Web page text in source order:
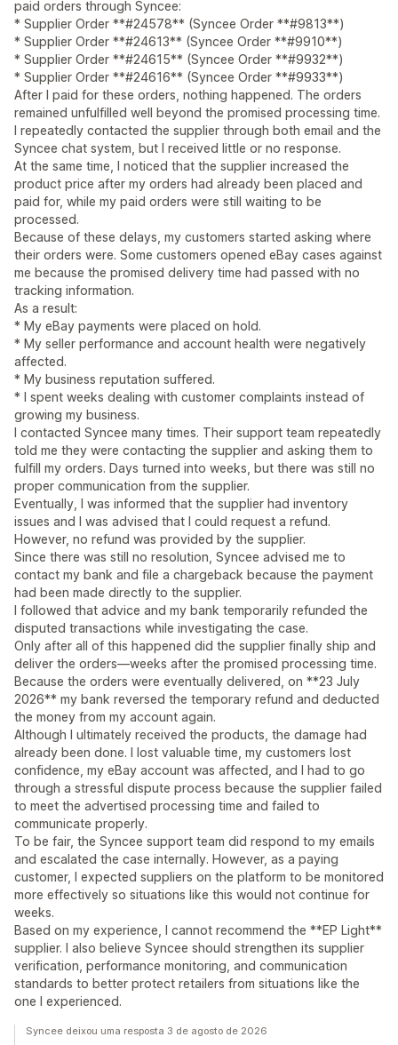
paid orders through Syncee:
* Supplier Order **#24578** (Syncee Order **#9813**)
* Supplier Order **#24613** (Syncee Order **#9910**)
* Supplier Order **#24615** (Syncee Order **#9932**)
* Supplier Order **#24616** (Syncee Order **#9933**)
After I paid for these orders, nothing happened. The orders
remained unfulfilled well beyond the promised processing time.
I repeatedly contacted the supplier through both email and the
Syncee chat system, but I received little or no response.
At the same time, I noticed that the supplier increased the
product price after my orders had already been placed and
paid for, while my paid orders were still waiting to be
processed.
Because of these delays, my customers started asking where
their orders were. Some customers opened eBay cases against
me because the promised delivery time had passed with no
tracking information.
As a result:
* My eBay payments were placed on hold.
* My seller performance and account health were negatively
affected.
* My business reputation suffered.
* I spent weeks dealing with customer complaints instead of
growing my business.
I contacted Syncee many times. Their support team repeatedly
told me they were contacting the supplier and asking them to
fulfill my orders. Days turned into weeks, but there was still no
proper communication from the supplier.
Eventually, I was informed that the supplier had inventory
issues and I was advised that I could request a refund.
However, no refund was provided by the supplier.
Since there was still no resolution, Syncee advised me to
contact my bank and file a chargeback because the payment
had been made directly to the supplier.
I followed that advice and my bank temporarily refunded the
disputed transactions while investigating the case.
Only after all of this happened did the supplier finally ship and
deliver the orders—weeks after the promised processing time.
Because the orders were eventually delivered, on **23 July
2026** my bank reversed the temporary refund and deducted
the money from my account again.
Although I ultimately received the products, the damage had
already been done. I lost valuable time, my customers lost
confidence, my eBay account was affected, and I had to go
through a stressful dispute process because the supplier failed
to meet the advertised processing time and failed to
communicate properly.
To be fair, the Syncee support team did respond to my emails
and escalated the case internally. However, as a paying
customer, I expected suppliers on the platform to be monitored
more effectively so situations like this would not continue for
weeks.
Based on my experience, I cannot recommend the **EP Light**
supplier. I also believe Syncee should strengthen its supplier
verification, performance monitoring, and communication
standards to better protect retailers from situations like the
one I experienced.
Syncee deixou uma resposta 3 de agosto de 2026